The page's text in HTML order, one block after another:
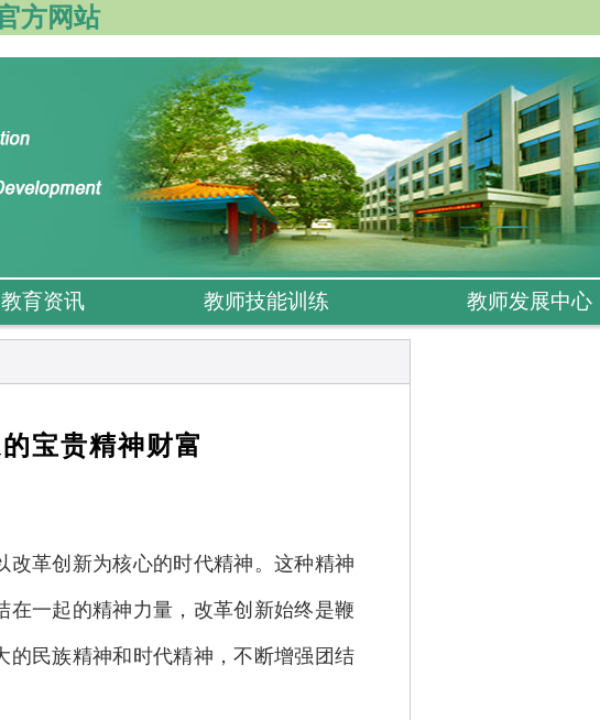
方网站
教育资讯 教师技能训练 教师发展中心
宝贵精神财富
革创新为核心的时代精神。这种精神
一起的精神力量，改革创新始终是鞭
民族精神和时代精神，不断增强团结